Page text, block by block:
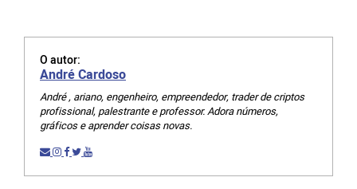
O autor:
André Cardoso
André , ariano, engenheiro, empreendedor, trader de criptos
profissional, palestrante e professor. Adora números,
gráficos e aprender coisas novas.